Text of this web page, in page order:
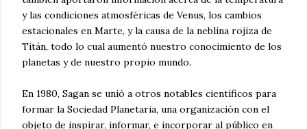
y las condiciones atmosféricas de Venus, los cambios
estacionales en Marte, y la causa de la neblina rojiza de
Titán, todo lo cual aumentó nuestro conocimiento de los
planetas y de nuestro propio mundo.
En 1980, Sagan se unió a otros notables científicos para
formar la Sociedad Planetaria, una organización con el
objeto de inspirar, informar, e incorporar al público en